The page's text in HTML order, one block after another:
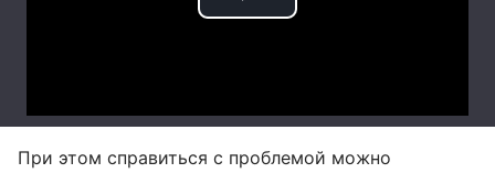
При этом справиться с проблемой можно